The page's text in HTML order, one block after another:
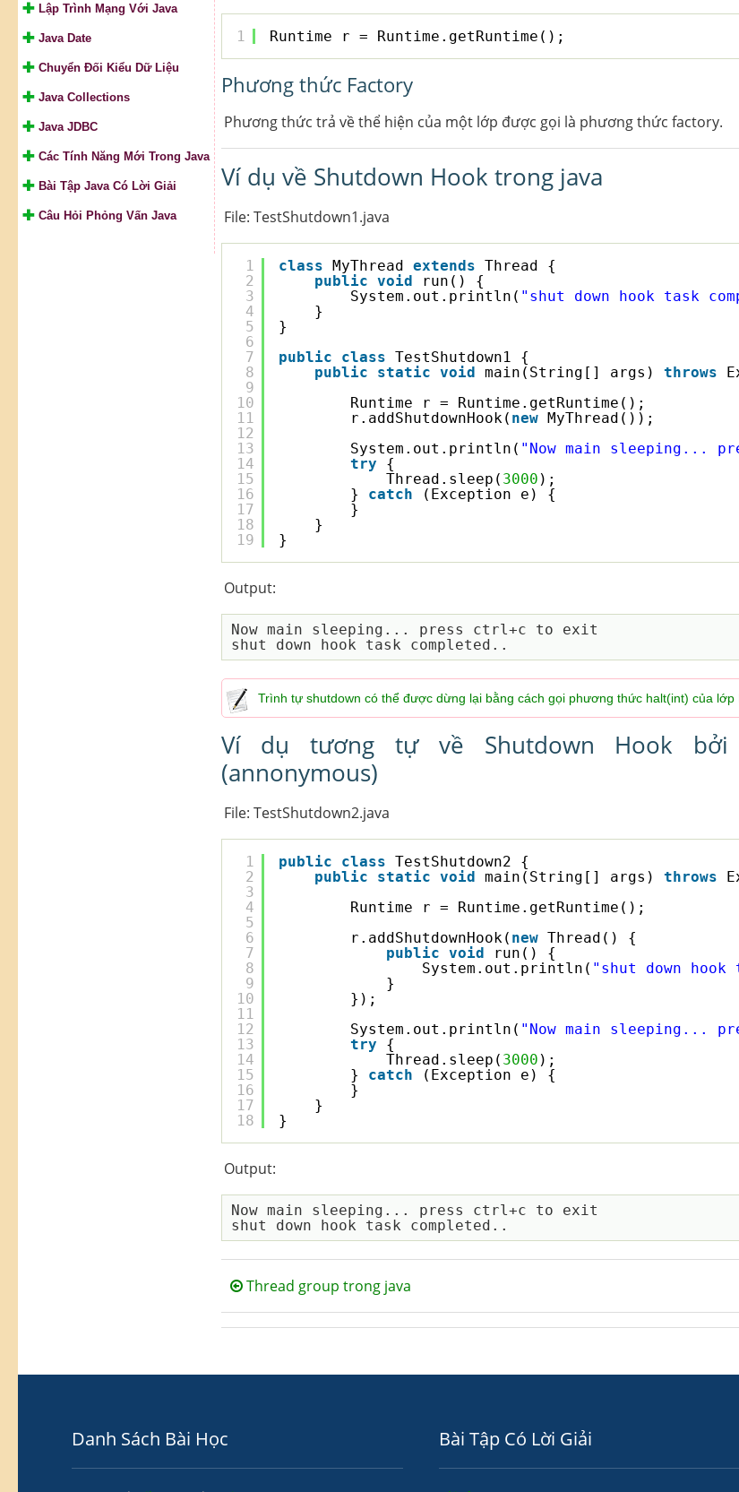
Lập Trình Mạng Với Java
Java Date
Chuyển Đối Kiểu Dữ Liệu
Java Collections
Java JDBC
Các Tính Năng Mới Trong Java
Bài Tập Java Có Lời Giải
Câu Hỏi Phỏng Vấn Java
1 Runtime r = Runtime.getRuntime();
Phương thức Factory
Phương thức trả về thể hiện của một lớp được gọi là phương thức factory.
Ví dụ về Shutdown Hook trong java
File: TestShutdown1.java
1
2
3
4
5
6
7
8
9
10
11
12
13
14
15
16
17
18
19
class MyThread extends Thread {
public void
run() {
System.out.println( "shut down hook task
}
}
public
class TestShutdown1 {
public
static void main(String[] args) throws
Runtime r = Runtime.getRuntime();
r.addShutdownHook( new MyThread());
System.out.println( "Now main sleeping...
try
{
Thread.sleep( 3000 );
} catch
(Exception e) {
}
}
}
Output:
Now main sleeping... press ctrl+c to exit
Trình tự shutdown có thể được dừng lại bằng cách gọi phương thức halt(int) của lớp
Ví dụ tương tự về Shutdown Hook
(annonymous)
File: TestShutdown2.java
1
2
3
4
5
6
7
8
9
10
11
12
13
14
15
16
17
18
public class TestShutdown2 {
public
static void main(String[] args) throws
Runtime r = Runtime.getRuntime();
r.addShutdownHook( new Thread() {
public void
run() {
System.out.println( "shut down
}
});
System.out.println( "Now main sleeping...
try
{
Thread.sleep( 3000 );
} catch
(Exception e) {
}
}
}
Output:
Now main sleeping... press ctrl+c to exit
Thread group trong java
Danh Sách Bài Học Bài Tập Có Lời Giải